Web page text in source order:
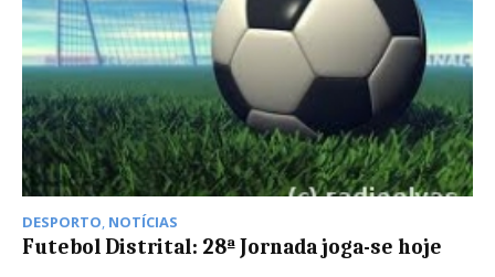
DESPORTO, NOTÍCIAS
Futebol Distrital: 28ª Jornada joga-se hoje